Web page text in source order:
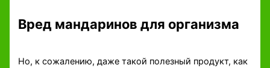
Вред мандаринов для организма
Но, к сожалению, даже такой полезный продукт, как